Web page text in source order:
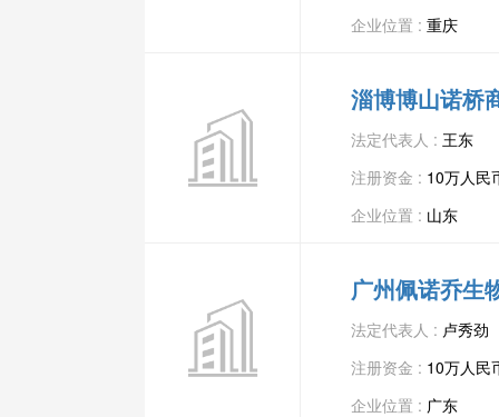
企业位置 : 重庆
淄博博山诺桥
法定代表人 : 王东
注册资金 : 10万人民
企业位置 : 山东
广州佩诺乔生
法定代表人 : 卢秀劲
注册资金 : 10万人民
企业位置 : 广东